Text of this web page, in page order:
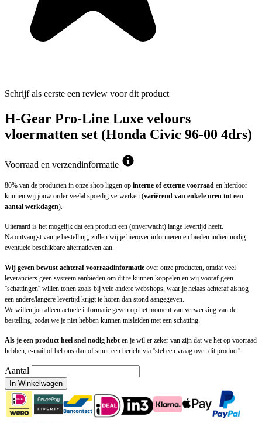
Schrijf als eerste een review voor dit product
H-Gear Pro-Line Luxe velours
vloermatten set (Honda Civic 96-00 4drs)
Voorraad en verzendinformatie
80% van de producten in onze shop liggen op interne of externe voorraad en hierdoor
kunnen wij jouw order veelal spoedig verwerken (variërend van enkele uren tot een
aantal werkdagen).
Uiteraard is het mogelijk dat een product een (onverwacht) lange levertijd heeft.
Na ontvangst van je bestelling, zullen wij je hierover informeren en bieden indien nodig
eventuele beschikbare alternatieven aan.
Wij geven bewust achteraf voorraadinformatie over onze producten, omdat veel
leveranciers geen systeem aanbieden om dit te kunnen koppelen en wij vooraf geen
''schattingen'' willen tonen zoals bij vele andere webshops, waar je helaas achteraf alsnog
een andere/langere levertijd krijgt te horen dan stond aangegeven.
We willen jou alleen actuele informatie geven op het moment van verwerking van de
bestelling, zodat we je niet hebben kunnen misleiden met een schatting.
Als je een product heel snel nodig hebt en je wil er zeker van zijn dat we het op voorraad
hebben, e-mail of bel ons dan of stuur een bericht via ''stel een vraag over dit product''.
Aantal
In Winkelwagen